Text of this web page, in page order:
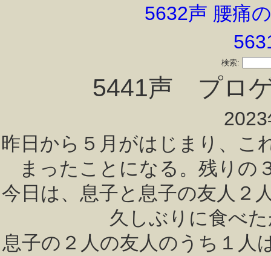
5632声 腰痛
検索:
5441声 プロ
昨日から５月がはじまり、こ
まったことになる。残りの
今日は、息子と息子の友人２
久しぶりに食べ
息子の２人の友人のうち１人